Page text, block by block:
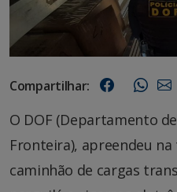
Compartilhar:
O DOF (Departamento
Fronteira), apreendeu
caminhão de cargas